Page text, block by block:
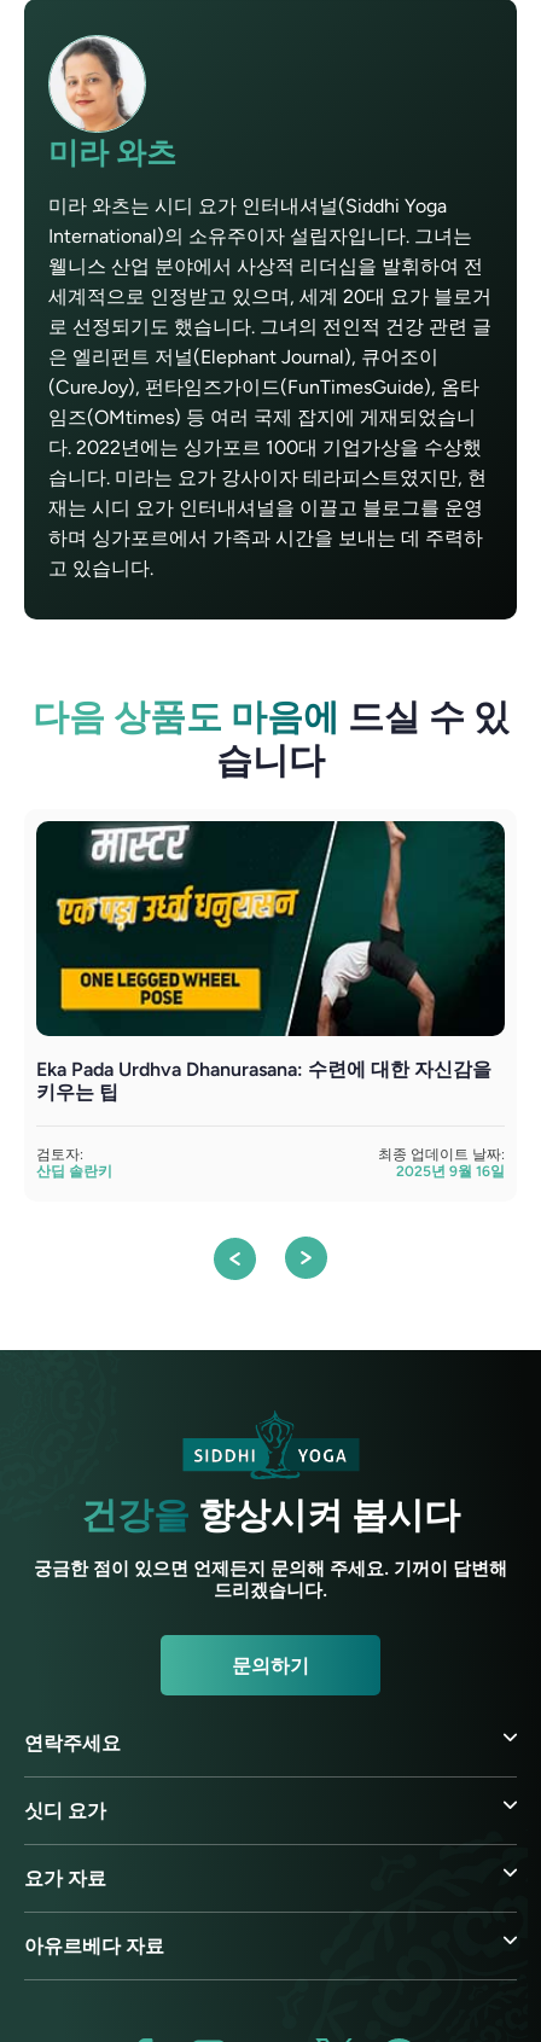
미라 와츠
미라 와츠는 시디 요가 인터내셔널(Siddhi Yoga
International)의 소유주이자 설립자입니다. 그녀는
웰니스 산업 분야에서 사상적 리더십을 발휘하여 전
세계적으로 인정받고 있으며, 세계 20대 요가 블로거
로 선정되기도 했습니다. 그녀의 전인적 건강 관련 글
은 엘리펀트 저널(Elephant Journal), 큐어조이
(CureJoy), 펀타임즈가이드(FunTimesGuide), 옴타
임즈(OMtimes) 등 여러 국제 잡지에 게재되었습니
다. 2022년에는 싱가포르 100대 기업가상을 수상했
습니다. 미라는 요가 강사이자 테라피스트였지만, 현
재는 시디 요가 인터내셔널을 이끌고 블로그를 운영
하며 싱가포르에서 가족과 시간을 보내는 데 주력하
고 있습니다.
다음 상품도 마음에 드실 수 있
습니다
Eka Pada Urdhva Dhanurasana: 수련에 대한 자신감을
키우는 팁
검토자:
산딥 솔란키
최종 업데이트 날짜:
2025년 9월 16일
건강을 향상시켜 봅시다
궁금한 점이 있으면 언제든지 문의해 주세요. 기꺼이 답변해
드리겠습니다.
문의하기
연락주세요
싯디 요가
요가 자료
아유르베다 자료